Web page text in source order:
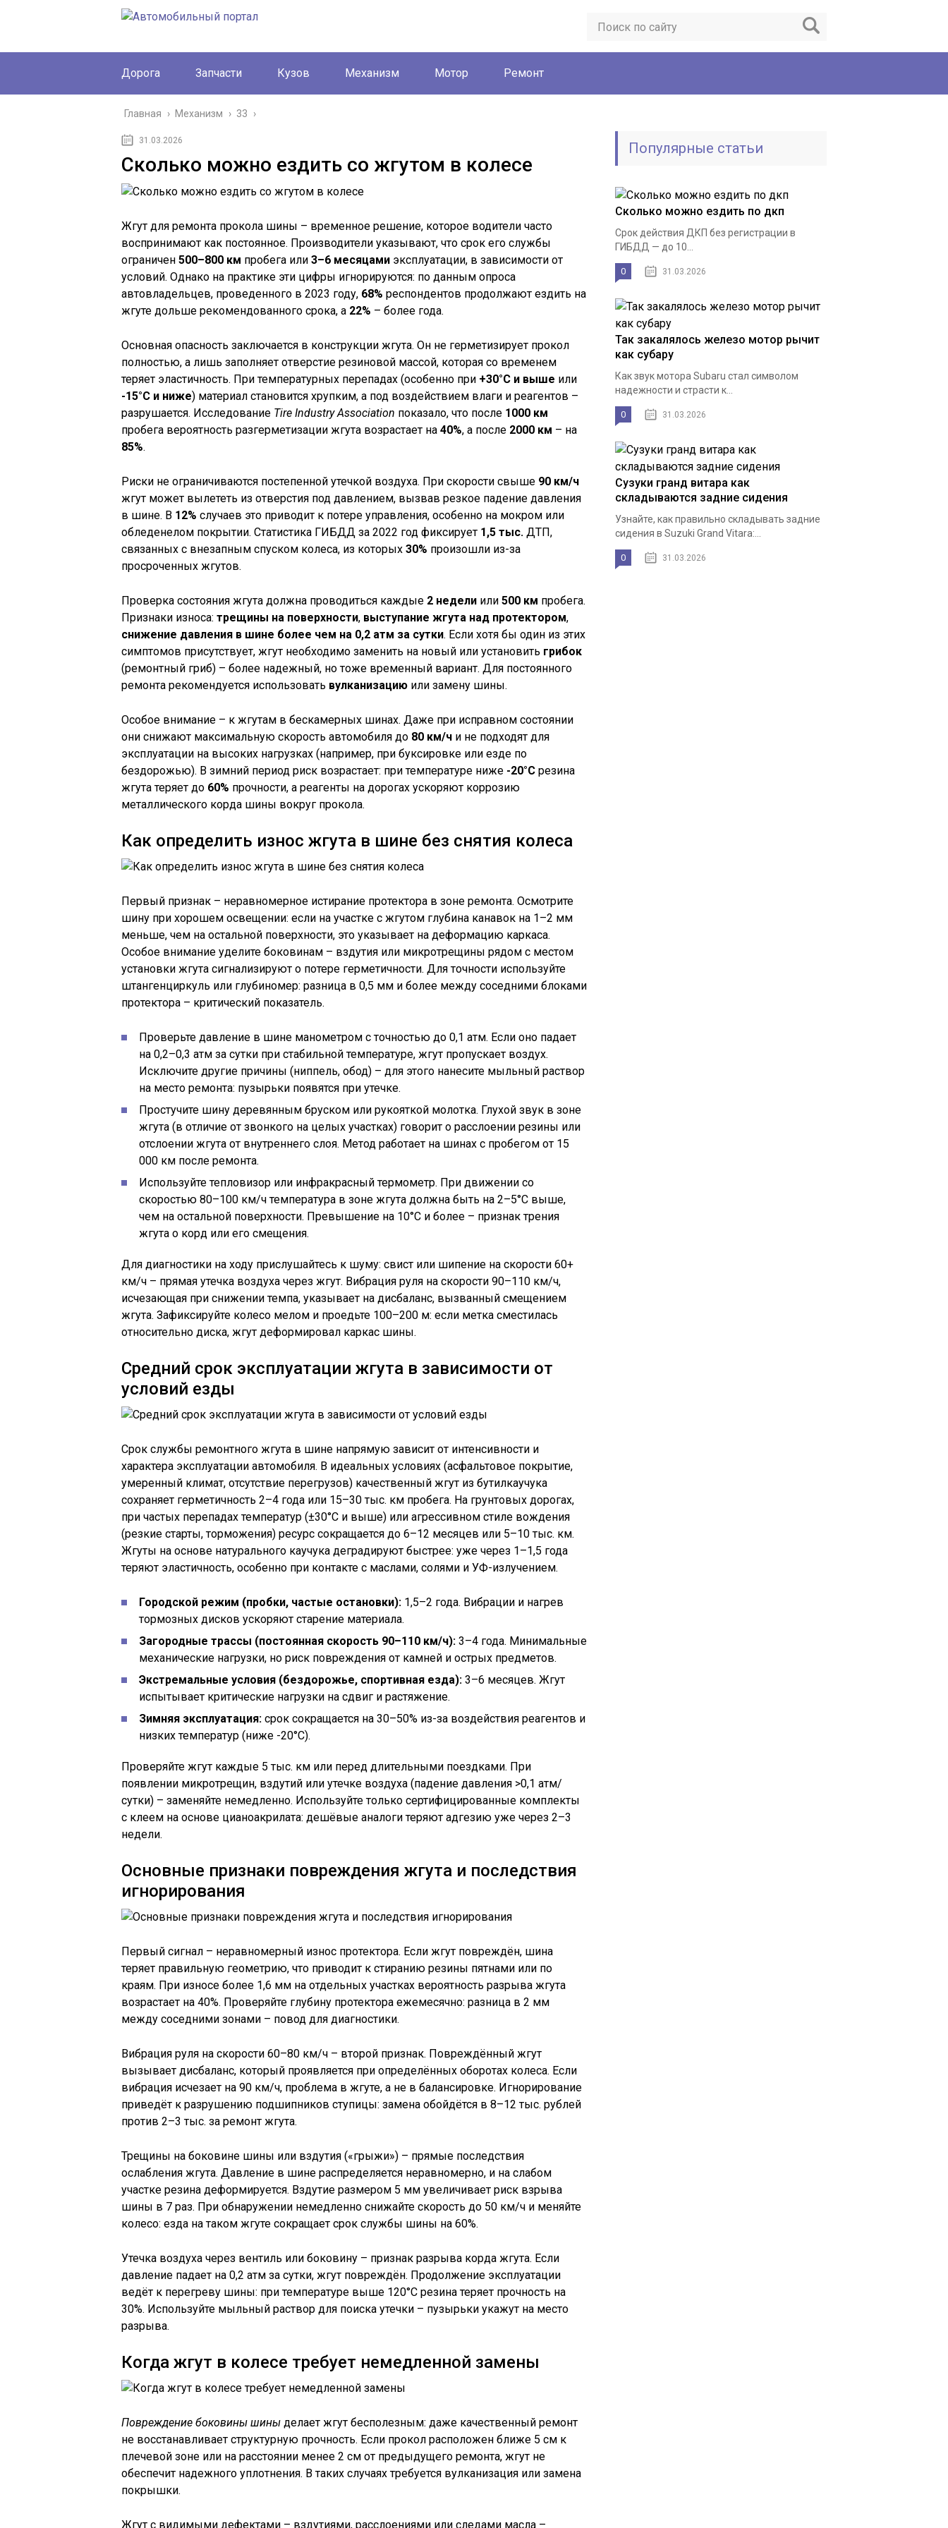
Дорога Запчасти Кузов Механизм Мотор Ремонт
Главная › Механизм › 33 ›
31.03.2026
Сколько можно ездить со жгутом в колесе
Жгут для ремонта прокола шины – временное решение, которое водители часто
воспринимают как постоянное. Производители указывают, что срок его службы
ограничен 500–800 км пробега или 3–6 месяцами эксплуатации, в зависимости от
условий. Однако на практике эти цифры игнорируются: по данным опроса
автовладельцев, проведенного в 2023 году, 68% респондентов продолжают ездить на
жгуте дольше рекомендованного срока, а 22% – более года.
Основная опасность заключается в конструкции жгута. Он не герметизирует прокол
полностью, а лишь заполняет отверстие резиновой массой, которая со временем
теряет эластичность. При температурных перепадах (особенно при +30°C и выше или
-15°C и ниже) материал становится хрупким, а под воздействием влаги и реагентов –
разрушается. Исследование Tire Industry Association показало, что после 1000 км
пробега вероятность разгерметизации жгута возрастает на 40%, а после 2000 км – на
85%.
Риски не ограничиваются постепенной утечкой воздуха. При скорости свыше 90 км/ч
жгут может вылететь из отверстия под давлением, вызвав резкое падение давления
в шине. В 12% случаев это приводит к потере управления, особенно на мокром или
обледенелом покрытии. Статистика ГИБДД за 2022 год фиксирует 1,5 тыс. ДТП,
связанных с внезапным спуском колеса, из которых 30% произошли из-за
просроченных жгутов.
Проверка состояния жгута должна проводиться каждые 2 недели или 500 км пробега.
Признаки износа: трещины на поверхности, выступание жгута над протектором,
снижение давления в шине более чем на 0,2 атм за сутки. Если хотя бы один из этих
симптомов присутствует, жгут необходимо заменить на новый или установить грибок
(ремонтный гриб) – более надежный, но тоже временный вариант. Для постоянного
ремонта рекомендуется использовать вулканизацию или замену шины.
Особое внимание – к жгутам в бескамерных шинах. Даже при исправном состоянии
они снижают максимальную скорость автомобиля до 80 км/ч и не подходят для
эксплуатации на высоких нагрузках (например, при буксировке или езде по
бездорожью). В зимний период риск возрастает: при температуре ниже -20°C резина
жгута теряет до 60% прочности, а реагенты на дорогах ускоряют коррозию
металлического корда шины вокруг прокола.
Как определить износ жгута в шине без снятия колеса
Первый признак – неравномерное истирание протектора в зоне ремонта. Осмотрите
шину при хорошем освещении: если на участке с жгутом глубина канавок на 1–2 мм
меньше, чем на остальной поверхности, это указывает на деформацию каркаса.
Особое внимание уделите боковинам – вздутия или микротрещины рядом с местом
установки жгута сигнализируют о потере герметичности. Для точности используйте
штангенциркуль или глубиномер: разница в 0,5 мм и более между соседними блоками
протектора – критический показатель.
Проверьте давление в шине манометром с точностью до 0,1 атм. Если оно падает
на 0,2–0,3 атм за сутки при стабильной температуре, жгут пропускает воздух.
Исключите другие причины (ниппель, обод) – для этого нанесите мыльный раствор
на место ремонта: пузырьки появятся при утечке.
Простучите шину деревянным бруском или рукояткой молотка. Глухой звук в зоне
жгута (в отличие от звонкого на целых участках) говорит о расслоении резины или
отслоении жгута от внутреннего слоя. Метод работает на шинах с пробегом от 15
000 км после ремонта.
Используйте тепловизор или инфракрасный термометр. При движении со
скоростью 80–100 км/ч температура в зоне жгута должна быть на 2–5°C выше,
чем на остальной поверхности. Превышение на 10°C и более – признак трения
жгута о корд или его смещения.
Для диагностики на ходу прислушайтесь к шуму: свист или шипение на скорости 60+
км/ч – прямая утечка воздуха через жгут. Вибрация руля на скорости 90–110 км/ч,
исчезающая при снижении темпа, указывает на дисбаланс, вызванный смещением
жгута. Зафиксируйте колесо мелом и проедьте 100–200 м: если метка сместилась
относительно диска, жгут деформировал каркас шины.
Средний срок эксплуатации жгута в зависимости от
условий езды
Срок службы ремонтного жгута в шине напрямую зависит от интенсивности и
характера эксплуатации автомобиля. В идеальных условиях (асфальтовое покрытие,
умеренный климат, отсутствие перегрузов) качественный жгут из бутилкаучука
сохраняет герметичность 2–4 года или 15–30 тыс. км пробега. На грунтовых дорогах,
при частых перепадах температур (±30°C и выше) или агрессивном стиле вождения
(резкие старты, торможения) ресурс сокращается до 6–12 месяцев или 5–10 тыс. км.
Жгуты на основе натурального каучука деградируют быстрее: уже через 1–1,5 года
теряют эластичность, особенно при контакте с маслами, солями и УФ-излучением.
Городской режим (пробки, частые остановки): 1,5–2 года. Вибрации и нагрев
тормозных дисков ускоряют старение материала.
Загородные трассы (постоянная скорость 90–110 км/ч): 3–4 года. Минимальные
механические нагрузки, но риск повреждения от камней и острых предметов.
Экстремальные условия (бездорожье, спортивная езда): 3–6 месяцев. Жгут
испытывает критические нагрузки на сдвиг и растяжение.
Зимняя эксплуатация: срок сокращается на 30–50% из-за воздействия реагентов и
низких температур (ниже -20°C).
Проверяйте жгут каждые 5 тыс. км или перед длительными поездками. При
появлении микротрещин, вздутий или утечке воздуха (падение давления >0,1 атм/
сутки) – заменяйте немедленно. Используйте только сертифицированные комплекты
с клеем на основе цианоакрилата: дешёвые аналоги теряют адгезию уже через 2–3
недели.
Основные признаки повреждения жгута и последствия
игнорирования
Первый сигнал – неравномерный износ протектора. Если жгут повреждён, шина
теряет правильную геометрию, что приводит к стиранию резины пятнами или по
краям. При износе более 1,6 мм на отдельных участках вероятность разрыва жгута
возрастает на 40%. Проверяйте глубину протектора ежемесячно: разница в 2 мм
между соседними зонами – повод для диагностики.
Вибрация руля на скорости 60–80 км/ч – второй признак. Повреждённый жгут
вызывает дисбаланс, который проявляется при определённых оборотах колеса. Если
вибрация исчезает на 90 км/ч, проблема в жгуте, а не в балансировке. Игнорирование
приведёт к разрушению подшипников ступицы: замена обойдётся в 8–12 тыс. рублей
против 2–3 тыс. за ремонт жгута.
Трещины на боковине шины или вздутия («грыжи») – прямые последствия
ослабления жгута. Давление в шине распределяется неравномерно, и на слабом
участке резина деформируется. Вздутие размером 5 мм увеличивает риск взрыва
шины в 7 раз. При обнаружении немедленно снижайте скорость до 50 км/ч и меняйте
колесо: езда на таком жгуте сокращает срок службы шины на 60%.
Утечка воздуха через вентиль или боковину – признак разрыва корда жгута. Если
давление падает на 0,2 атм за сутки, жгут повреждён. Продолжение эксплуатации
ведёт к перегреву шины: при температуре выше 120°C резина теряет прочность на
30%. Используйте мыльный раствор для поиска утечки – пузырьки укажут на место
разрыва.
Когда жгут в колесе требует немедленной замены
Повреждение боковины шины делает жгут бесполезным: даже качественный ремонт
не восстанавливает структурную прочность. Если прокол расположен ближе 5 см к
плечевой зоне или на расстоянии менее 2 см от предыдущего ремонта, жгут не
обеспечит надежного уплотнения. В таких случаях требуется вулканизация или замена
покрышки.
Жгут с видимыми дефектами – вздутиями, расслоениями или следами масла –
Популярные статьи
Сколько можно ездить по дкп
Срок действия ДКП без регистрации в
ГИБДД — до 10...
0 31.03.2026
Так закалялось железо мотор рычит
как субару
Как звук мотора Subaru стал символом
надежности и страсти к...
0 31.03.2026
Сузуки гранд витара как
складываются задние сидения
Узнайте, как правильно складывать задние
сидения в Suzuki Grand Vitara:...
0 31.03.2026